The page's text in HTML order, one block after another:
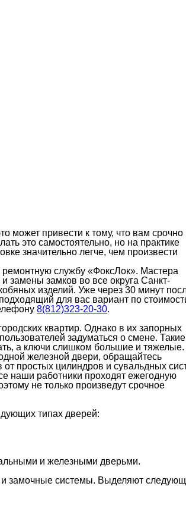
может привести к тому, что вам срочно
это самостоятельно, но на практике
значительно легче, чем произвести
ремонтную службу «ФоксЛок». Мастера
замены замков во все округа Санкт-
изделий. Уже через 30 минут
для вас вариант по
8(812)323-20-30.
квартир. Однако в их запорных
задуматься о смене. Такие
а ключи слишком большие и тяжелые.
железной двери, обращайтесь
простых цилиндров и сувальдных
наши работники проходят ежегодную
не только произведут срочное
типах дверей:
и железными дверьми.
и замочные системы. Выделяют